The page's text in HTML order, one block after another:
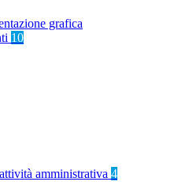
grafica
10
amministrativa 4